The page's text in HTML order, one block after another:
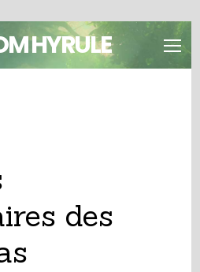
HYRULE
des